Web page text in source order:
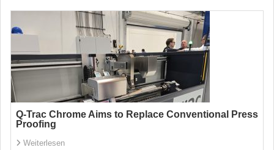
Q-Trac Chrome Aims to Replace Conventional Press
Proofing
Weiterlesen